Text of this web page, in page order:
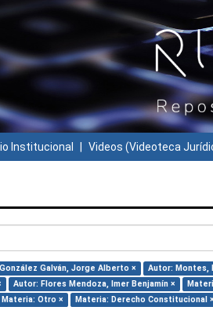
Institucional Videos (Videoteca
Galván, Jorge Alberto × Autor: Montes,
Autor: Flores Mendoza, Imer Benjamín ×
Materia: Otro × Materia: Derecho Constitucional ×